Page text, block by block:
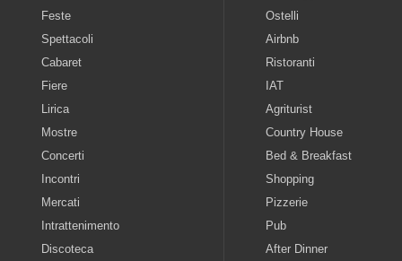
Feste
Spettacoli
Cabaret
Fiere
Lirica
Mostre
Concerti
Incontri
Mercati
Intrattenimento
Discoteca
Ostelli
Airbnb
Ristoranti
IAT
Agriturist
Country House
Bed & Breakfast
Shopping
Pizzerie
Pub
After Dinner